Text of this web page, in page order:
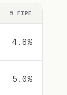
% FIPE
4.8%
5.0%